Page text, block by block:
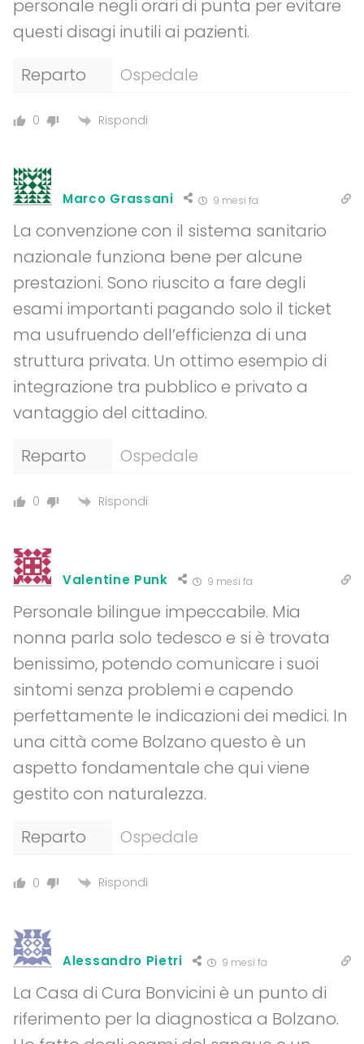
personale negli orari di punta per evitare
questi disagi inutili ai pazienti.
Reparto
Ospedale
0 Rispondi
Marco Grassani 9 mesi fa
La convenzione con il sistema sanitario
nazionale funziona bene per alcune
prestazioni. Sono riuscito a fare degli
esami importanti pagando solo il ticket
ma usufruendo dell’efficienza di una
struttura privata. Un ottimo esempio di
integrazione tra pubblico e privato a
vantaggio del cittadino.
Reparto
Ospedale
0 Rispondi
Valentine Punk 9 mesi fa
Personale bilingue impeccabile. Mia
nonna parla solo tedesco e si è trovata
benissimo, potendo comunicare i suoi
sintomi senza problemi e capendo
perfettamente le indicazioni dei medici. In
una città come Bolzano questo è un
aspetto fondamentale che qui viene
gestito con naturalezza.
Reparto
Ospedale
0 Rispondi
Alessandro Pietri 9 mesi fa
La Casa di Cura Bonvicini è un punto di
riferimento per la diagnostica a Bolzano.